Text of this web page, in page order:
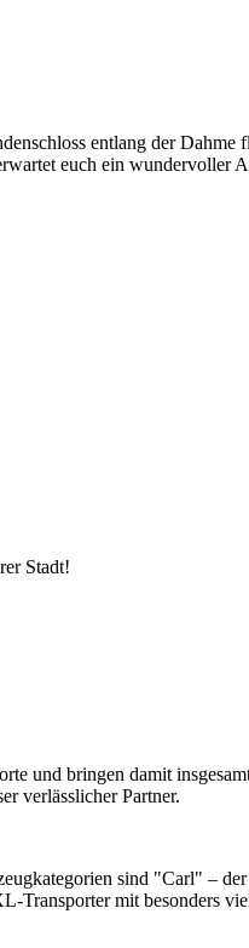
entlang der
euch ein
Stadt!
und bringen damit
verlässlicher Partner.
sind "Carl" –
mit besonders